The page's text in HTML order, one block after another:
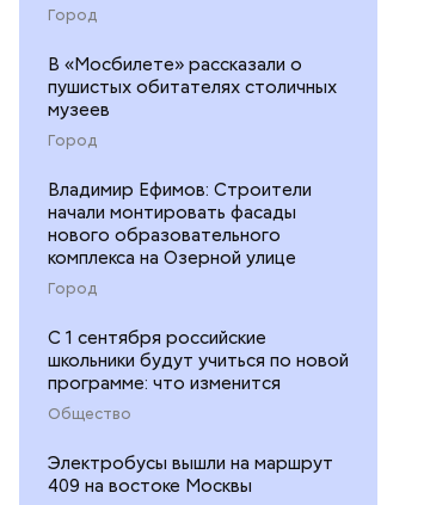
Город
В «Мосбилете» рассказали о
пушистых обитателях столичных
музеев
Город
Владимир Ефимов: Строители
начали монтировать фасады
нового образовательного
комплекса на Озерной улице
Город
С 1 сентября российские
школьники будут учиться по новой
программе: что изменится
Общество
Электробусы вышли на маршрут
409 на востоке Москвы